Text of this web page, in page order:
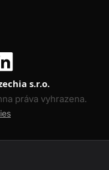
s.r.o.
práva vyhrazena.